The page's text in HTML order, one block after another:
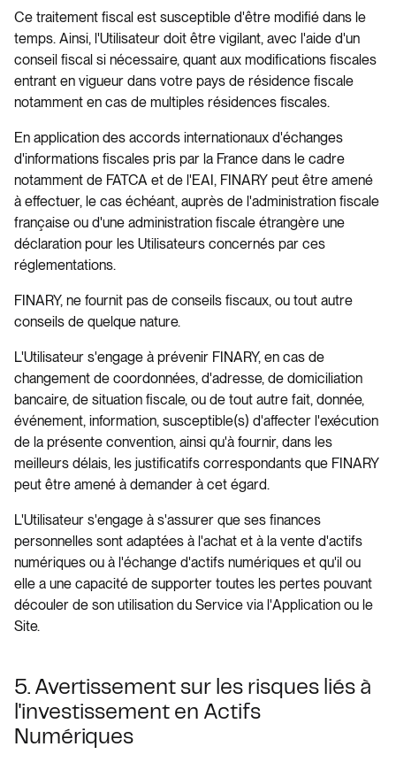
Ce traitement fiscal est susceptible d'être modifié dans le
temps. Ainsi, l'Utilisateur doit être vigilant, avec l'aide d'un
conseil fiscal si nécessaire, quant aux modifications fiscales
entrant en vigueur dans votre pays de résidence fiscale
notamment en cas de multiples résidences fiscales.
En application des accords internationaux d'échanges
d'informations fiscales pris par la France dans le cadre
notamment de FATCA et de l'EAI, FINARY peut être amené
à effectuer, le cas échéant, auprès de l'administration fiscale
française ou d'une administration fiscale étrangère une
déclaration pour les Utilisateurs concernés par ces
réglementations.
FINARY, ne fournit pas de conseils fiscaux, ou tout autre
conseils de quelque nature.
L'Utilisateur s'engage à prévenir FINARY, en cas de
changement de coordonnées, d'adresse, de domiciliation
bancaire, de situation fiscale, ou de tout autre fait, donnée,
événement, information, susceptible(s) d'affecter l'exécution
de la présente convention, ainsi qu'à fournir, dans les
meilleurs délais, les justificatifs correspondants que FINARY
peut être amené à demander à cet égard.
L'Utilisateur s'engage à s'assurer que ses finances
personnelles sont adaptées à l'achat et à la vente d'actifs
numériques ou à l'échange d'actifs numériques et qu'il ou
elle a une capacité de supporter toutes les pertes pouvant
découler de son utilisation du Service via l'Application ou le
Site.
5. Avertissement sur les risques liés à
l'investissement en Actifs
Numériques